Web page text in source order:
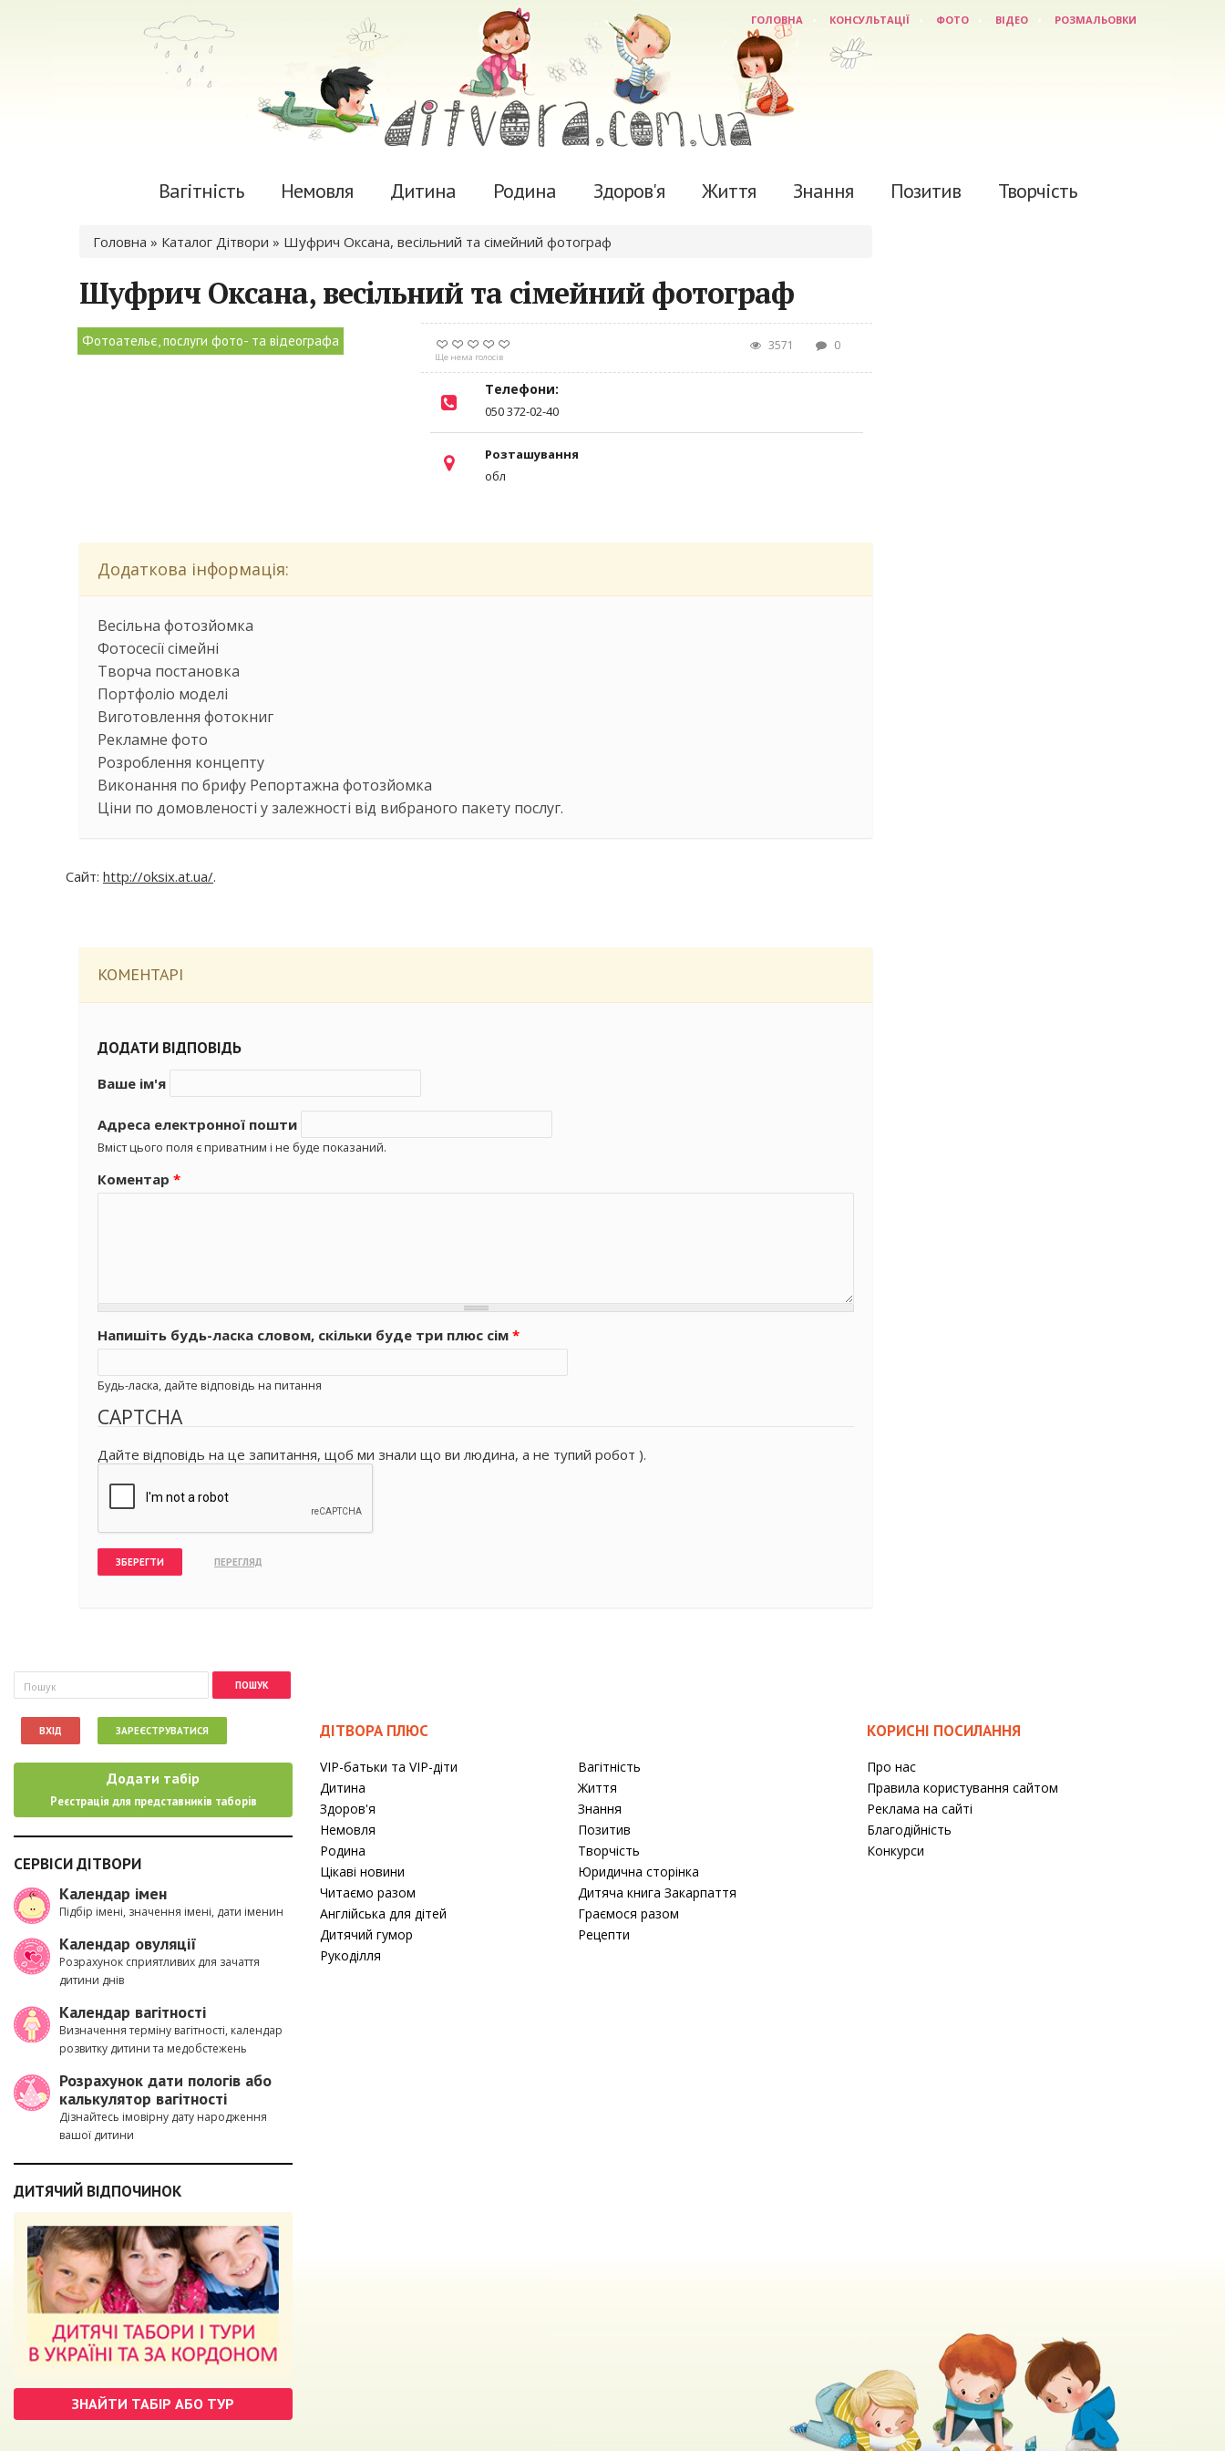
ГОЛОВНА КОНСУЛЬТАЦІЇ ФОТО ВІДЕО РОЗМАЛЬОВКИ
Вагітність Немовля Дитина Родина Здоров'я Життя Знання Позитив Творчість
Ви є тут
Головна » Каталог Дітвори » Шуфрич Оксана, весільний та сімейний фотограф
Шуфрич Оксана, весільний та сімейний фотограф
Фотоательє, послуги фото- та відеографа
Ще нема голосів
3571 0
Телефони:
050 372-02-40
Розташування
обл
Додаткова інформація:
Весільна фотозйомка
Фотосесії сімейні
Творча постановка
Портфоліо моделі
Виготовлення фотокниг
Рекламне фото
Розроблення концепту
Виконання по брифу Репортажна фотозйомка
Ціни по домовленості у залежності від вибраного пакету послуг.
Сайт: http://oksix.at.ua/.
КОМЕНТАРІ
ДОДАТИ ВІДПОВІДЬ
Ваше ім'я
Адреса електронної пошти
Вміст цього поля є приватним і не буде показаний.
Коментар *
Напишіть будь-ласка словом, скільки буде три плюс сім *
Будь-ласка, дайте відповідь на питання
CAPTCHA
Дайте відповідь на це запитання, щоб ми знали що ви людина, а не тупий робот ).
Пошукова форма
Пошук
ВХІД ЗАРЕЄСТРУВАТИСЯ
Додати табір
Реєстрація для представників таборів
СЕРВІСИ ДІТВОРИ
Календар імен
Підбір імені, значення імені, дати іменин
Календар овуляції
Розрахунок сприятливих для зачаття
дитини днів
Календар вагітності
Визначення терміну вагітності, календар
розвитку дитини та медобстежень
Розрахунок дати пологів або
калькулятор вагітності
Дізнайтесь імовірну дату народження
вашої дитини
ДИТЯЧИЙ ВІДПОЧИНОК
ЗНАЙТИ ТАБІР АБО ТУР
ДІТВОРА ПЛЮС
VIP-батьки та VIP-діти
Вагітність
Дитина
Життя
Здоров'я
Знання
Немовля
Позитив
Родина
Творчість
Цікаві новини
Юридична сторінка
Читаємо разом
Дитяча книга Закарпаття
Англійська для дітей
Граємося разом
Дитячий гумор
Рецепти
Рукоділля
КОРИСНІ ПОСИЛАННЯ
Про нас
Правила користування сайтом
Реклама на сайті
Благодійність
Конкурси